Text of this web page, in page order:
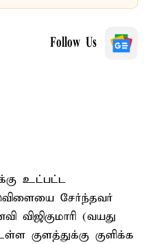
Follow Us
உட்பட்ட
சேர்ந்தவர்
விஜிகுமாரி (வயது
குளத்துக்கு குளிக்க